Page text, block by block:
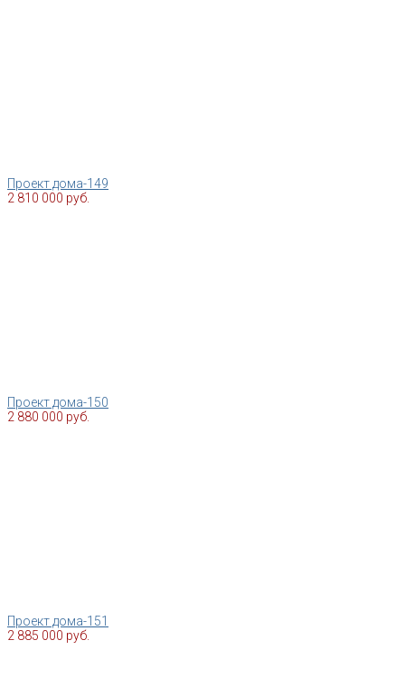
Проект дома-149
2 810 000 руб.
Проект дома-150
2 880 000 руб.
Проект дома-151
2 885 000 руб.